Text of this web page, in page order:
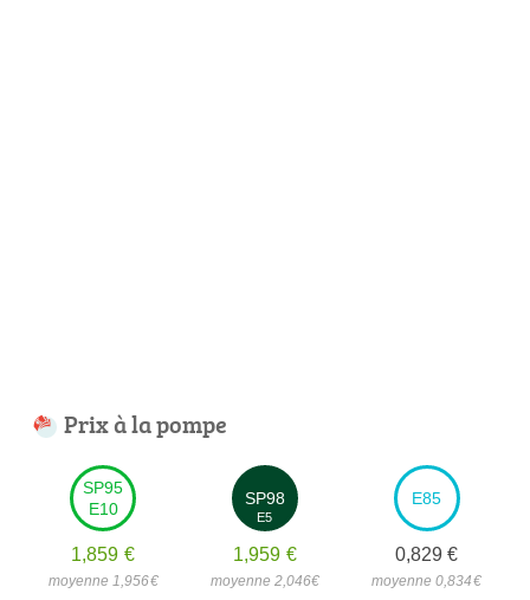
Prix à la pompe
SP95
E10
1,859 €
moyenne 1,956€
SP98
E5
1,959 €
moyenne 2,046€
E85
0,829 €
moyenne 0,834€